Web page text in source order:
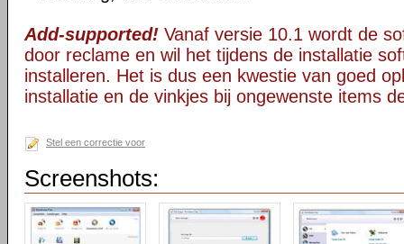
Add-supported! Vanaf versie 10.1 wordt de
door reclame en wil het tijdens de installatie
installeren. Het is dus een kwestie van goed
installatie en de vinkjes bij ongewenste items
Stel een correctie voor
Screenshots: